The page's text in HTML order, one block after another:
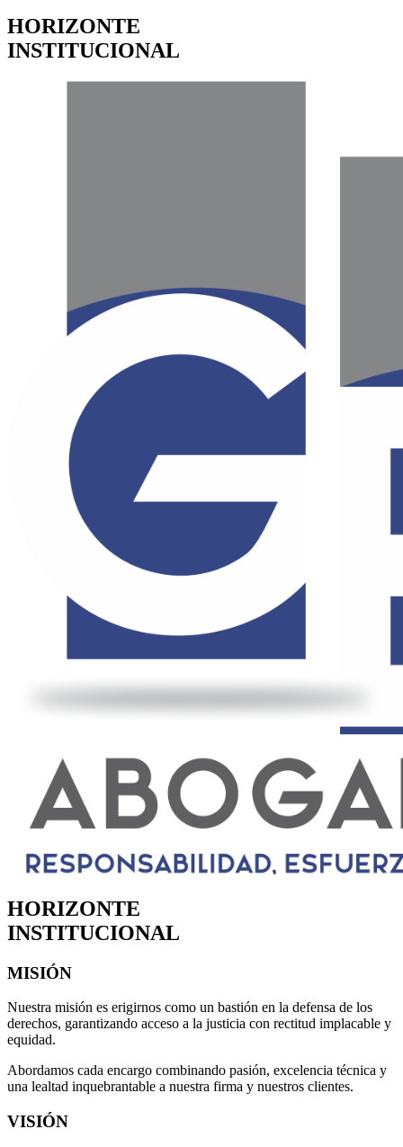
HORIZONTE
INSTITUCIONAL
HORIZONTE
INSTITUCIONAL
MISIÓN
Nuestra misión es erigirnos como un bastión en la defensa de los
derechos, garantizando acceso a la justicia con rectitud implacable y
equidad.
Abordamos cada encargo combinando pasión, excelencia técnica y
una lealtad inquebrantable a nuestra firma y nuestros clientes.
VISIÓN